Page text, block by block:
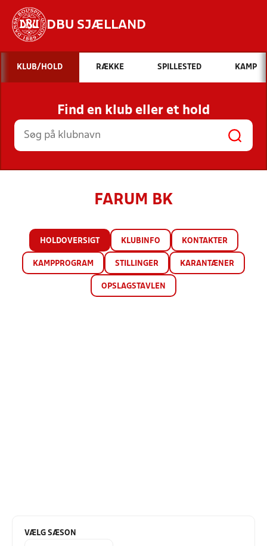
DBU SJÆLLAND
Hvad vil du søge efter?
INDHOLD OG NYHEDER
STILLINGER, RESULTATER, KLUBBER OG
HOLD
KLUB/HOLD RÆKKE SPILLESTED KAMP
Find en klub eller et hold
FARUM BK
HOLDOVERSIGT KLUBINFO KONTAKTER
KAMPPROGRAM STILLINGER KARANTÆNER
OPSLAGSTAVLEN
VÆLG SÆSON